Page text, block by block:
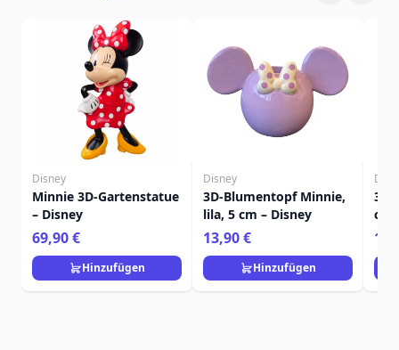
Disney
Minnie 3D-Gartenstatue
– Disney
69,90 €
Hinzufügen
Disney
3D-Blumentopf Minnie,
lila, 5 cm – Disney
13,90 €
Hinzufügen